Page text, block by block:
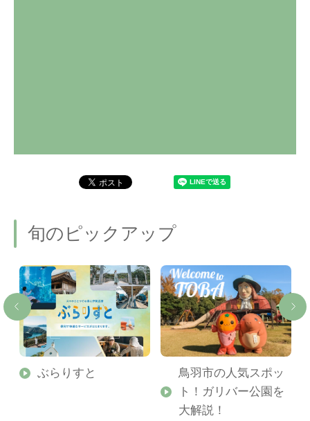
旬のピックアップ
ぶらりすと
鳥羽市の人気スポッ
ト！ガリバー公園を
大解説！